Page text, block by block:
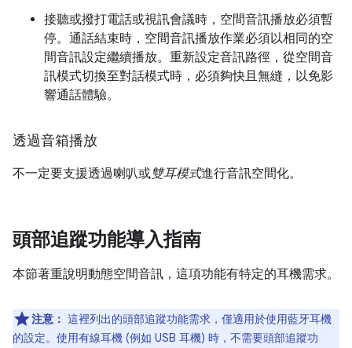
接聽或撥打電話或視訊會議時，空間音訊播放必須暫
停。通話結束時，空間音訊播放作業必須以相同的空
間音訊設定繼續播放。重新設定音訊路徑，從空間音
訊模式切換至對話模式時，必須夠快且無縫，以免影
響通話體驗。
透過音箱播放
不一定要支援透過喇叭或雙耳模式進行音訊空間化。
頭部追蹤功能導入指南
本節著重說明動態空間音訊，這項功能有特定的耳機需求。
注意： 這裡列出的頭部追蹤功能需求，僅適用於使用藍牙耳機
的設定。使用有線耳機 (例如 USB 耳機) 時，不需要頭部追蹤功